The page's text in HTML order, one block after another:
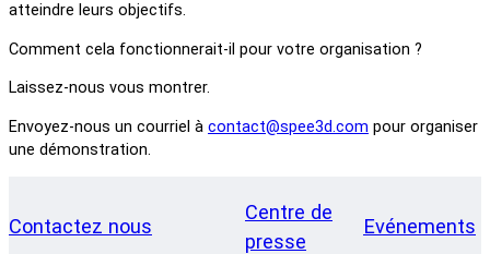
atteindre leurs objectifs.
Comment cela fonctionnerait-il pour votre organisation ?
Laissez-nous vous montrer.
Envoyez-nous un courriel à contact@spee3d.com pour organiser
une démonstration.
Contactez nous
Centre de
presse
Evénements